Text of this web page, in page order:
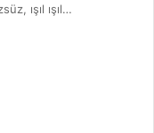
ışıl ışıl…